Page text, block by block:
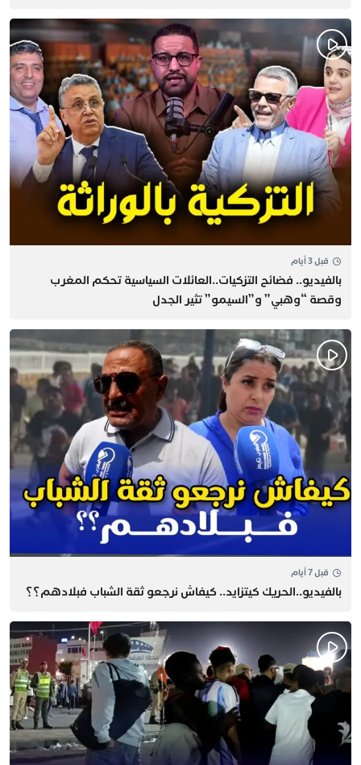
قبل 3 أيام
بالفيديو.. فضائح التزكيات..العائلات السياسية تحكم المغرب
وقصة “وهبي” و”السيمو” تثير الجدل
قبل 7 أيام
بالفيديو..الحريك كيتزايد.. كيفاش نرجعو ثقة الشباب فبلادهم؟؟